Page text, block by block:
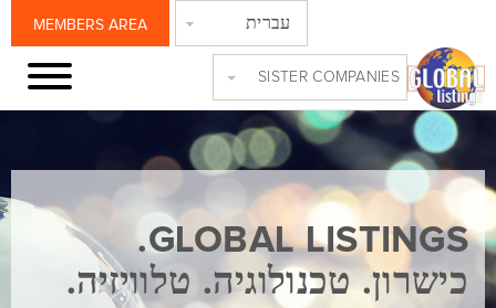
MEMBERS AREA עברית
SISTER COMPANIES
GLOBAL LISTINGS.
כישרון. טכנולוגיה. טלוויזיה.